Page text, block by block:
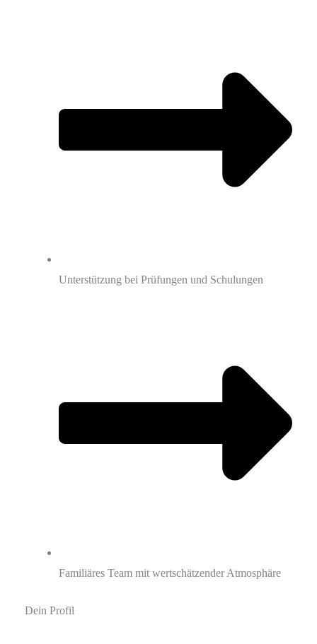
Unterstützung bei Prüfungen und Schulungen
Familiäres Team mit wertschätzender Atmosphäre
Dein Profil